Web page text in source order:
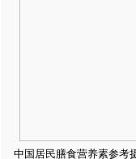
中国居民膳食营养素参考